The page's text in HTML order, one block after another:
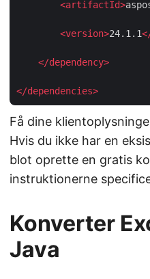
<artifactId>
<version>24.1.1
</dependency>
</dependencies>
Få dine
Hvis du ikke har en
blot oprette en gratis
instruktionerne
Konverter
Java